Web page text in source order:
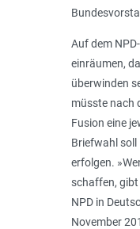
Auf dem
einräumen,
überwinden
müsste nach
Fusion eine
Briefwahl soll
erfolgen.
schaffen,
NPD in
November